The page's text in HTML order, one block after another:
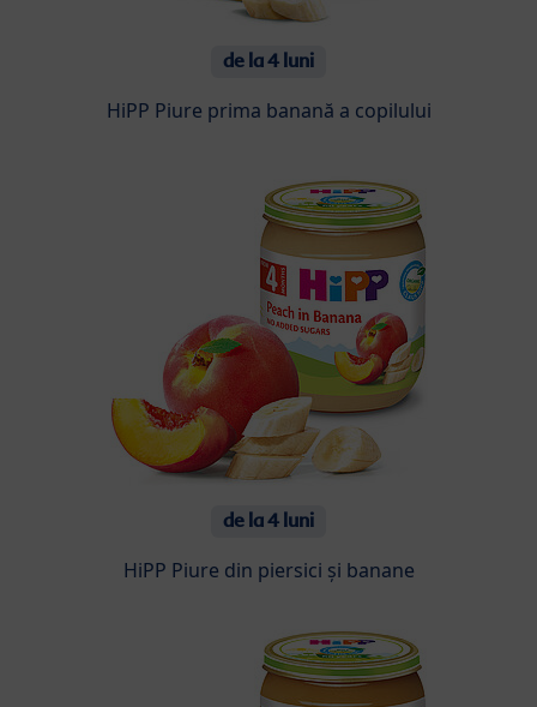
de la 4 luni
HiPP Piure prima banană a copilului
de la 4 luni
HiPP Piure din piersici și banane